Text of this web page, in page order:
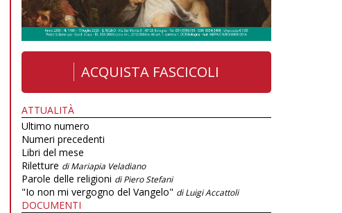
ACQUISTA FASCICOLI
ATTUALITÀ
Ultimo numero
Numeri precedenti
Libri del mese
Riletture di Mariapia Veladiano
Parole delle religioni di Piero Stefani
"Io non mi vergogno del Vangelo" di Luigi Accattoli
DOCUMENTI